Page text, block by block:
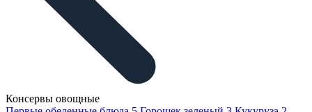
Консервы овощные